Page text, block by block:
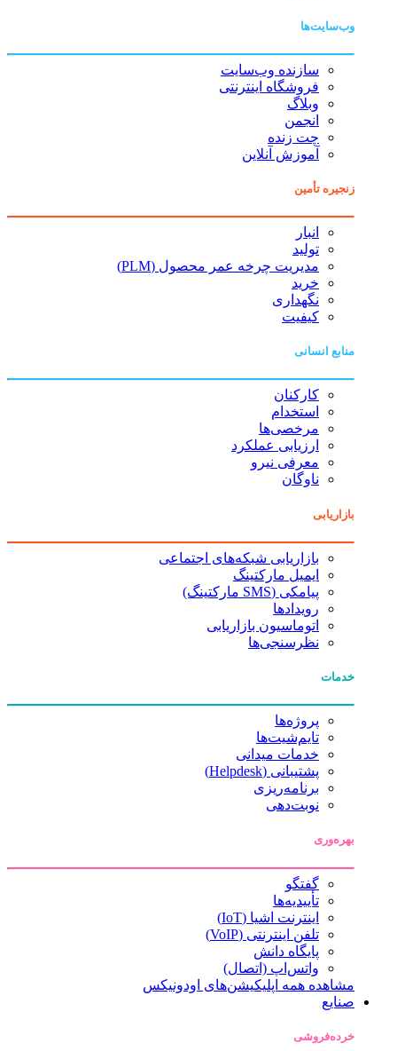
وب‌سایت‌ها
سازنده وب‌سایت
فروشگاه اینترنتی
وبلاگ
انجمن
چت زنده
آموزش آنلاین
زنجیره تأمین
انبار
تولید
مدیریت چرخه عمر محصول (PLM)
خرید
نگهداری
کیفیت
منابع انسانی
کارکنان
استخدام
مرخصی‌ها
ارزیابی عملکرد
معرفی نیرو
ناوگان
بازاریابی
بازاریابی شبکه‌های اجتماعی
ایمیل مارکتینگ
پیامکی (SMS مارکتینگ)
رویدادها
اتوماسیون بازاریابی
نظرسنجی‌ها
خدمات
پروژه‌ها
تایم‌شیت‌ها
خدمات میدانی
پشتیبانی (Helpdesk)
برنامه‌ریزی
نوبت‌دهی
بهره‌وری
گفتگو
تأییدیه‌ها
اینترنت اشیا (IoT)
تلفن اینترنتی (VoIP)
پایگاه دانش
واتس‌اپ (اتصال)
مشاهده همه اپلیکیشن‌های اودونیکس
صنایع
خرده‌فروشی